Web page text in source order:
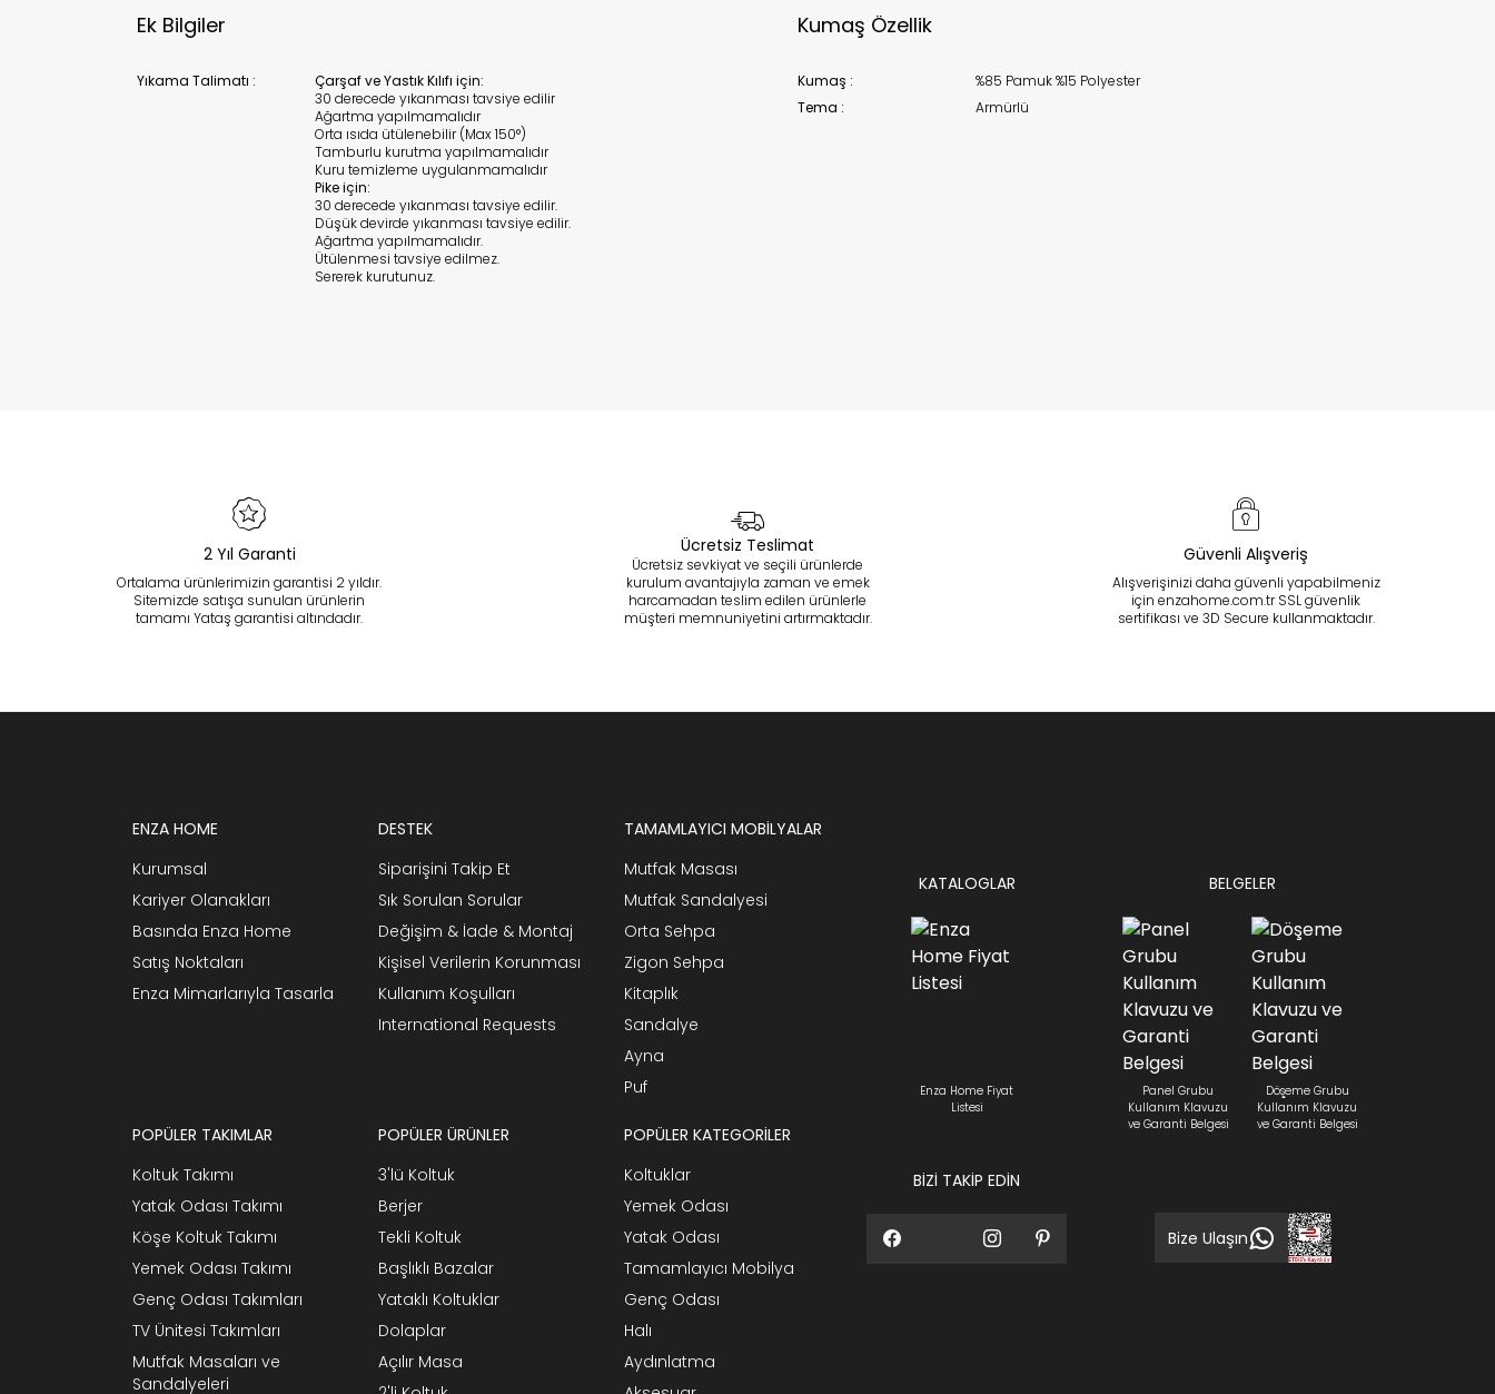
Ek Bilgiler
Yıkama Talimatı :
Çarşaf ve Yastık Kılıfı için:
30 derecede yıkanması tavsiye edilir
Ağartma yapılmamalıdır
Orta ısıda ütülenebilir (Max 150°)
Tamburlu kurutma yapılmamalıdır
Kuru temizleme uygulanmamalıdır
Pike için:
30 derecede yıkanması tavsiye edilir.
Düşük devirde yıkanması tavsiye edilir.
Ağartma yapılmamalıdır.
Ütülenmesi tavsiye edilmez.
Sererek kurutunuz.
Kumaş Özellik
Kumaş :
%85 Pamuk %15 Polyester
Tema :
Armürlü
2 Yıl Garanti
Ortalama ürünlerimizin garantisi 2 yıldır.
Sitemizde satışa sunulan ürünlerin
tamamı Yataş garantisi altındadır.
Ücretsiz Teslimat
Ücretsiz sevkiyat ve seçili ürünlerde
kurulum avantajıyla zaman ve emek
harcamadan teslim edilen ürünlerle
müşteri memnuniyetini artırmaktadır.
Güvenli Alışveriş
Alışverişinizi daha güvenli yapabilmeniz
için enzahome.com.tr SSL güvenlik
sertifikası ve 3D Secure kullanmaktadır.
ENZA HOME
Kurumsal
Kariyer Olanakları
Basında Enza Home
Satış Noktaları
Enza Mimarlarıyla Tasarla
DESTEK
Siparişini Takip Et
Sık Sorulan Sorular
Değişim & İade & Montaj
Kişisel Verilerin Korunması
Kullanım Koşulları
International Requests
TAMAMLAYICI MOBİLYALAR
Mutfak Masası
Mutfak Sandalyesi
Orta Sehpa
Zigon Sehpa
Kitaplık
Sandalye
Ayna
Puf
POPÜLER TAKIMLAR
Koltuk Takımı
Yatak Odası Takımı
Köşe Koltuk Takımı
Yemek Odası Takımı
Genç Odası Takımları
TV Ünitesi Takımları
Mutfak Masaları ve
Sandalyeleri
POPÜLER ÜRÜNLER
3'lü Koltuk
Berjer
Tekli Koltuk
Başlıklı Bazalar
Yataklı Koltuklar
Dolaplar
Açılır Masa
POPÜLER KATEGORİLER
Koltuklar
Yemek Odası
Yatak Odası
Tamamlayıcı Mobilya
Genç Odası
Halı
Aydınlatma
KATALOGLAR
Enza Home Fiyat
Listesi
BİZİ TAKİP EDİN
BELGELER
Panel Grubu
Kullanım Klavuzu
ve Garanti Belgesi
Döşeme Grubu
Kullanım Klavuzu
ve Garanti Belgesi
Bize Ulaşın